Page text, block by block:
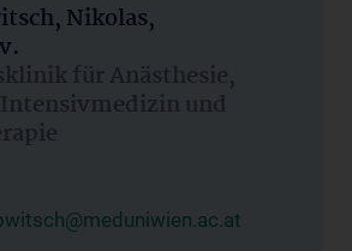
Nikolas,
für Anästhesie,
und